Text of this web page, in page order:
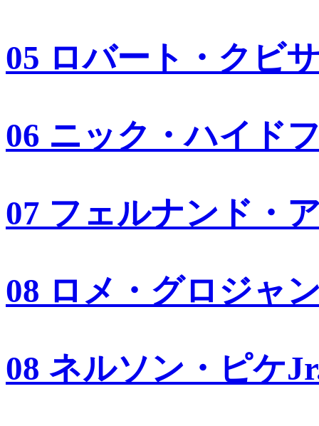
05 ロバート・クビ
06 ニック・ハイド
07 フェルナンド・
08 ロメ・グロジャ
08 ネルソン・ピケ